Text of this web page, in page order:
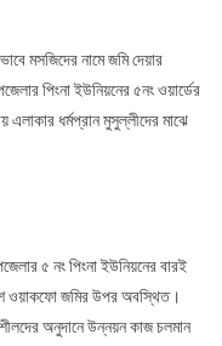
মসজিদের নামে জমি দেয়ার
পিংনা ইউনিয়নের ৫নং ওয়ার্ডের
এলাকার ধর্মপ্রান মুসুল্লীদের মাঝে
৫ নং পিংনা ইউনিয়নের বারই
ওয়াকফো জমির উপর অবস্থিত।
অনুদানে উন্নয়ন কাজ চলমান